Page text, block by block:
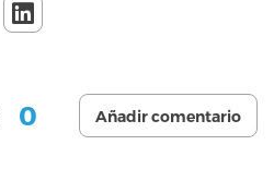
0 Añadir comentario